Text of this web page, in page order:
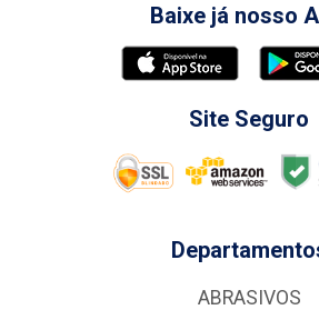
Baixe já nosso
Site Seguro
ABRASIVOS